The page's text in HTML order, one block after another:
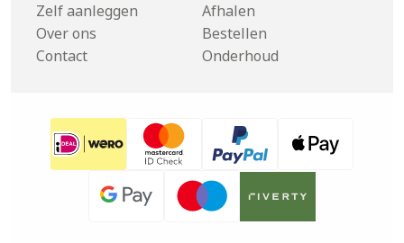
Zelf aanleggen
Over ons
Contact
Afhalen
Bestellen
Onderhoud